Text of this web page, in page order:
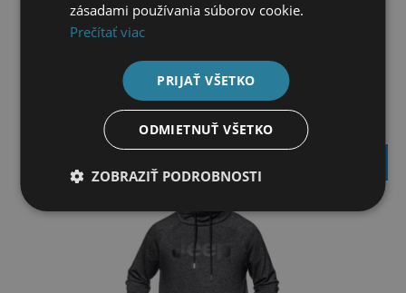
JEEP FLAŠA KHAKI 450ML
zásadami používania súborov cookie.
Prečítať viac
PRIJAŤ VŠETKO
ODMIETNUŤ VŠETKO
ZOBRAZIŤ PODROBNOSTI